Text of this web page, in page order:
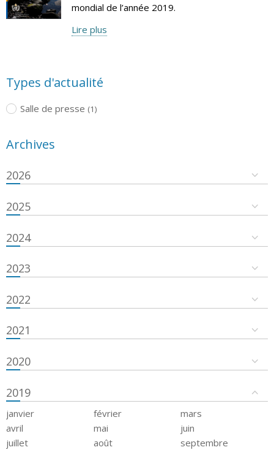
mondial de l’année 2019.
Lire plus
Types d'actualité
Salle de presse (1)
Archives
2026
2025
2024
2023
2022
2021
2020
2019
janvier février
mars
avril
mai
juin
juillet
août
septembre